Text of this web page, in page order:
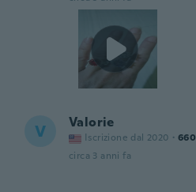
V Valorie
Iscrizione dal 2020 · 660
circa 3 anni fa